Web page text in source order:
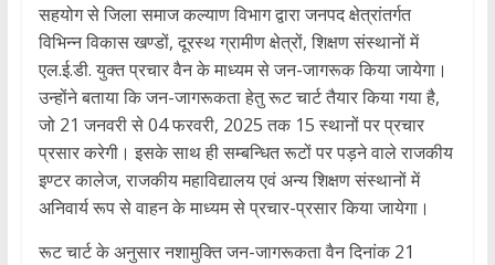
सहयोग से जिला समाज कल्याण विभाग द्वारा जनपद क्षेत्रांतर्गत
विभिन्न विकास खण्डों, दूरस्थ ग्रामीण क्षेत्रों, शिक्षण संस्थानों में
एल.ई.डी. युक्त प्रचार वैन के माध्यम से जन-जागरूक किया जायेगा।
उन्होंने बताया कि जन-जागरूकता हेतु रूट चार्ट तैयार किया गया है,
जो 21 जनवरी से 04 फरवरी, 2025 तक 15 स्थानों पर प्रचार
प्रसार करेगी। इसके साथ ही सम्बन्धित रूटों पर पड़ने वाले राजकीय
इण्टर कालेज, राजकीय महाविद्यालय एवं अन्य शिक्षण संस्थानों में
अनिवार्य रूप से वाहन के माध्यम से प्रचार-प्रसार किया जायेगा।
रूट चार्ट के अनुसार नशामुक्ति जन-जागरूकता वैन दिनांक 21